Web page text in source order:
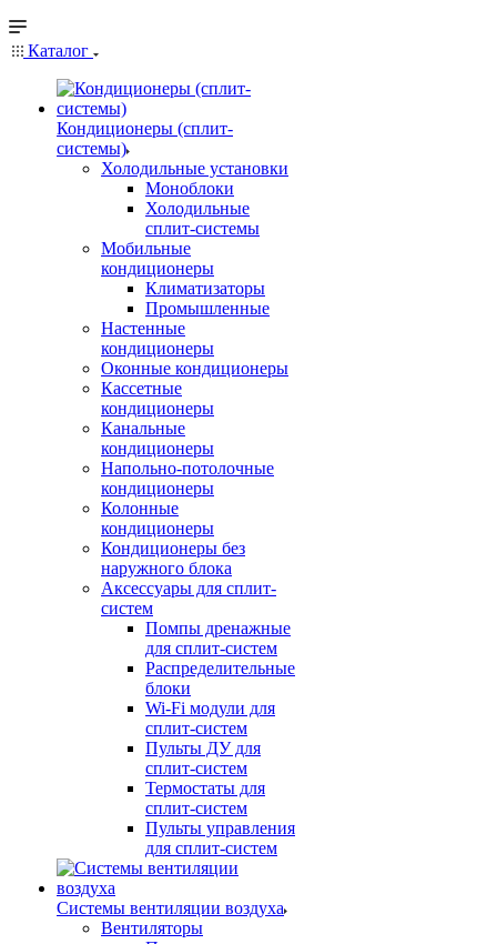
Каталог
Кондиционеры (сплит-
системы)
Холодильные установки
Моноблоки
Холодильные
сплит-системы
Мобильные
кондиционеры
Климатизаторы
Промышленные
Настенные
кондиционеры
Оконные кондиционеры
Кассетные
кондиционеры
Канальные
кондиционеры
Напольно-потолочные
кондиционеры
Колонные
кондиционеры
Кондиционеры без
наружного блока
Аксессуары для сплит-
систем
Помпы дренажные
для сплит-систем
Распределительные
блоки
Wi-Fi модули для
сплит-систем
Пульты ДУ для
сплит-систем
Термостаты для
сплит-систем
Пульты управления
для сплит-систем
Системы вентиляции воздуха
Вентиляторы